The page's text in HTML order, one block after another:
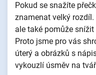
Pokud se snažíte
znamenat velký
ale také pomůže
Proto jsme pro vás
úterý a obrázků s
vykouzlí úsměv na